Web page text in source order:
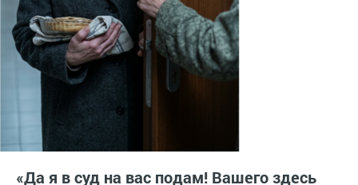
«Да я в суд на вас подам! Вашего здесь